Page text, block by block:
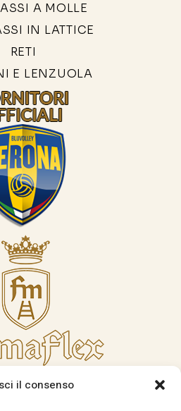
il consenso
A MOLLE
IN LATTICE
RETI
E LENZUOLA